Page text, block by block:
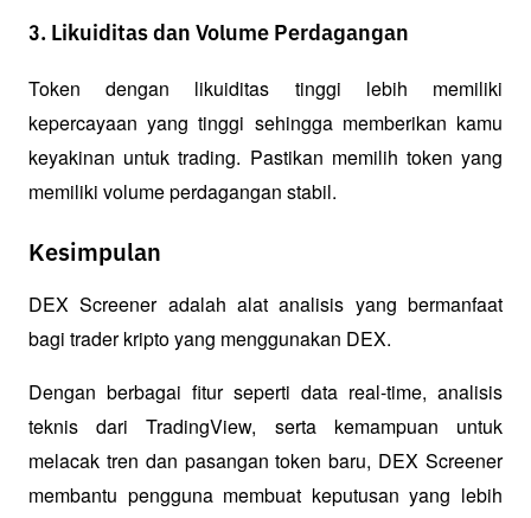
3. Likuiditas dan Volume Perdagangan
Token dengan likuiditas tinggi lebih memiliki
kepercayaan yang tinggi sehingga memberikan kamu
keyakinan untuk trading. Pastikan memilih token yang
memiliki volume perdagangan stabil.
Kesimpulan
DEX Screener adalah alat analisis yang bermanfaat
bagi trader kripto yang menggunakan DEX.
Dengan berbagai fitur seperti data real-time, analisis
teknis dari TradingView, serta kemampuan untuk
melacak tren dan pasangan token baru, DEX Screener
membantu pengguna membuat keputusan yang lebih